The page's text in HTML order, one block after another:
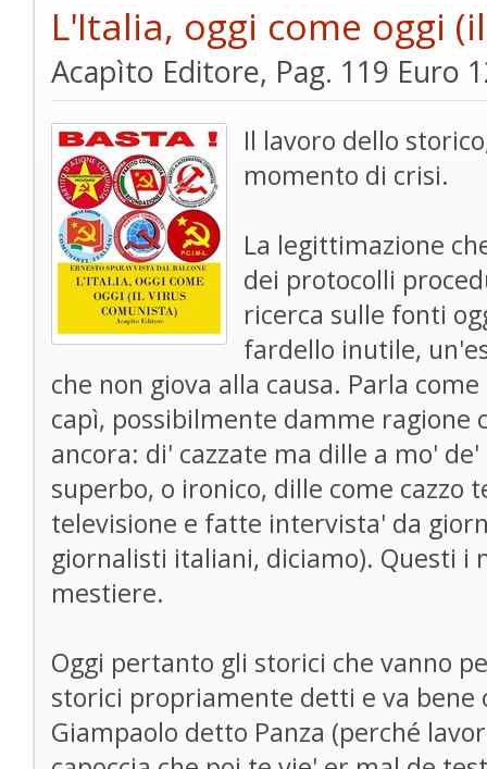
L'Italia, oggi come oggi
Acapìto Editore, Pag. 119 Euro
Il lavoro dello
momento di crisi.
La legittimazione
dei protocolli
ricerca sulle fonti
fardello inutile,
che non giova alla causa. Parla
capì, possibilmente damme ragione
ancora: di' cazzate ma dille a mo'
superbo, o ironico, dille come cazzo
televisione e fatte intervista' da
giornalisti italiani, diciamo). Questi i
mestiere.
Oggi pertanto gli storici che vanno
storici propriamente detti e va bene
Giampaolo detto Panza (perché